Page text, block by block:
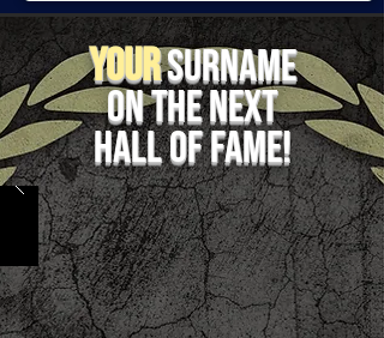
YourSurname
on the next
Hall of fame!